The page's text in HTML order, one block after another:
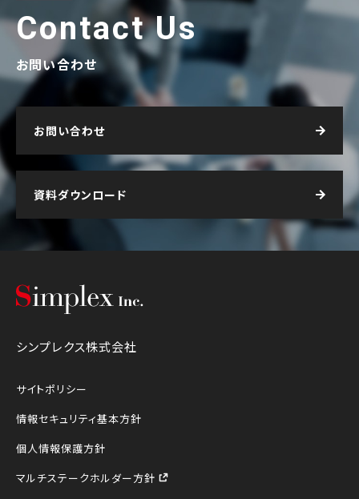
Contact Us
お問い合わせ
お問い合わせ
資料ダウンロード
シンプレクス株式会社
サイトポリシー
情報セキュリティ基本方針
個人情報保護方針
マルチステークホルダー方針